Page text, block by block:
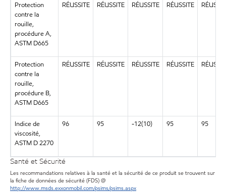
Protection
contre la
rouille,
procédure A,
ASTM D665
RÉUSSITE RÉUSSITE RÉUSSITE RÉUSSITE
Protection
contre la
rouille,
procédure B,
ASTM D665
RÉUSSITE RÉUSSITE RÉUSSITE RÉUSSITE
Indice de
viscosité,
ASTM D 2270
96 95 -12(10) 95 95
Santé et Sécurité
Les recommandations relatives à la santé et la sécurité de ce produit se trouvent sur
la fiche de données de sécurité (FDS) @
http://www.msds.exxonmobil.com/psims/psims.aspx